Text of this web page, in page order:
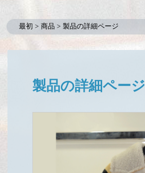
最初 > 商品 > 製品の詳細ページ
製品の詳細ページ